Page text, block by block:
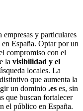
empresas y particulares
España. Optar por un
compromiso con el
la visibilidad y el
locales. La
que aumenta la
un dominio .es es, sin
que buscan fortalecer
el público en España.